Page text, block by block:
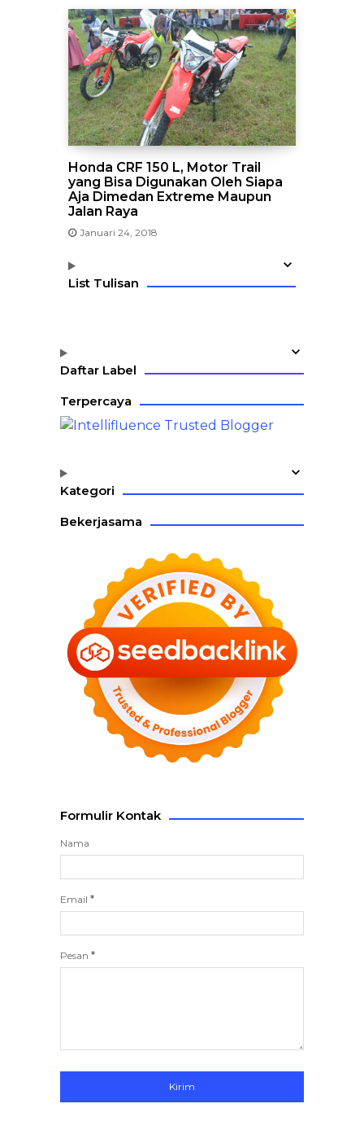
Honda CRF 150 L, Motor Trail
yang Bisa Digunakan Oleh Siapa
Aja Dimedan Extreme Maupun
Jalan Raya
Januari 24, 2018
List Tulisan
Daftar Label
Terpercaya
Kategori
Bekerjasama
Formulir Kontak
Nama
Email *
Pesan *